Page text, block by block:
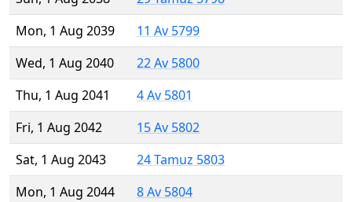
Mon, 1 Aug 2039
11 Av 5799
Wed, 1 Aug 2040
22 Av 5800
Thu, 1 Aug 2041
4 Av 5801
Fri, 1 Aug 2042
15 Av 5802
Sat, 1 Aug 2043
24 Tamuz 5803
Mon, 1 Aug 2044
8 Av 5804